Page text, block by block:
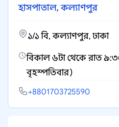
হাসপাতাল, কল্যাণপুর
১/১ বি, কল্যাণপুর, ঢাকা
বিকাল ৬টা থেকে রাত
বৃহস্পতিবার)
+8801703725590